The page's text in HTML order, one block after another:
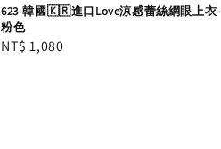
623-韓國🇰🇷進口Love涼感蕾絲網眼上衣-
粉色
Regular
NT$ 1,080